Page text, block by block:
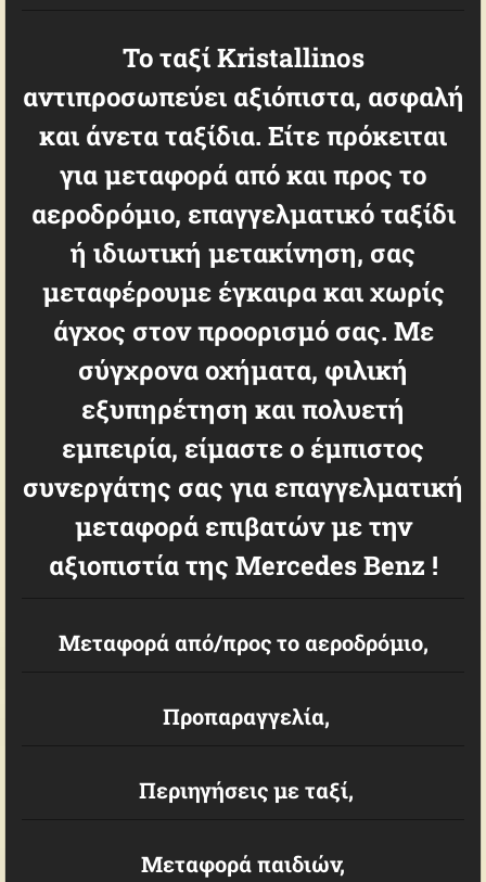
Το ταξί Kristallinos
αντιπροσωπεύει αξιόπιστα, ασφαλή
και άνετα ταξίδια. Είτε πρόκειται
για μεταφορά από και προς το
αεροδρόμιο, επαγγελματικό ταξίδι
ή ιδιωτική μετακίνηση, σας
μεταφέρουμε έγκαιρα και χωρίς
άγχος στον προορισμό σας. Με
σύγχρονα οχήματα, φιλική
εξυπηρέτηση και πολυετή
εμπειρία, είμαστε ο έμπιστος
συνεργάτης σας για επαγγελματική
μεταφορά επιβατών με την
αξιοπιστία της Mercedes Benz !
Μεταφορά από/προς το αεροδρόμιο,
Προπαραγγελία,
Περιηγήσεις με ταξί,
Μεταφορά παιδιών,